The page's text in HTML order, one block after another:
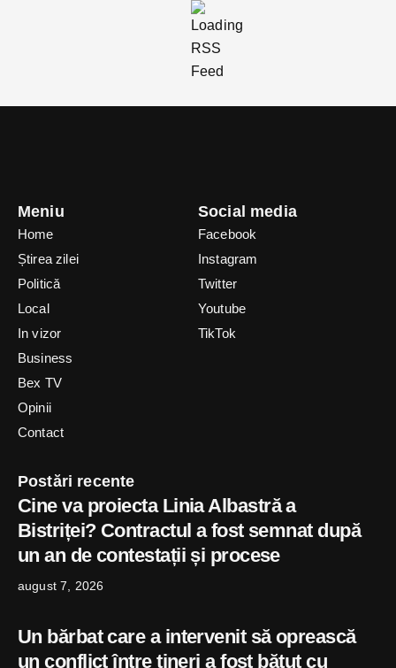
Meniu
Home
Știrea zilei
Politică
Local
In vizor
Business
Bex TV
Opinii
Contact
Social media
Facebook
Instagram
Twitter
Youtube
TikTok
Postări recente
Cine va proiecta Linia Albastră a
Bistriței? Contractul a fost semnat după
un an de contestații și procese
august 7, 2026
Un bărbat care a intervenit să oprească
un conflict între tineri a fost bătut cu